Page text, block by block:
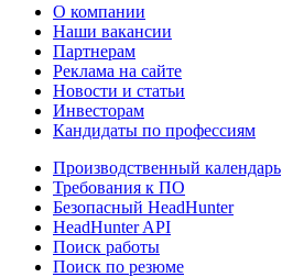
О компании
Наши вакансии
Партнерам
Реклама на сайте
Новости и статьи
Инвесторам
Кандидаты по профессиям
Производственный календарь
Требования к ПО
Безопасный HeadHunter
HeadHunter API
Поиск работы
Поиск по резюме